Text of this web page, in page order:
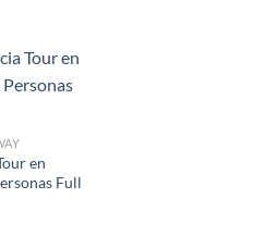
en
Full